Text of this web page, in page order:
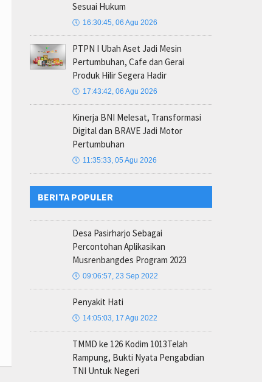
Sesuai Hukum
🕔 16:30:45, 06 Agu 2026
PTPN I Ubah Aset Jadi Mesin
Pertumbuhan, Cafe dan Gerai
Produk Hilir Segera Hadir
🕔 17:43:42, 06 Agu 2026
Kinerja BNI Melesat, Transformasi
Digital dan BRAVE Jadi Motor
Pertumbuhan
🕔 11:35:33, 05 Agu 2026
BERITA POPULER
Desa Pasirharjo Sebagai
Percontohan Aplikasikan
Musrenbangdes Program 2023
🕔 09:06:57, 23 Sep 2022
Penyakit Hati
🕔 14:05:03, 17 Agu 2022
TMMD ke 126 Kodim 1013Telah
Rampung, Bukti Nyata Pengabdian
TNI Untuk Negeri